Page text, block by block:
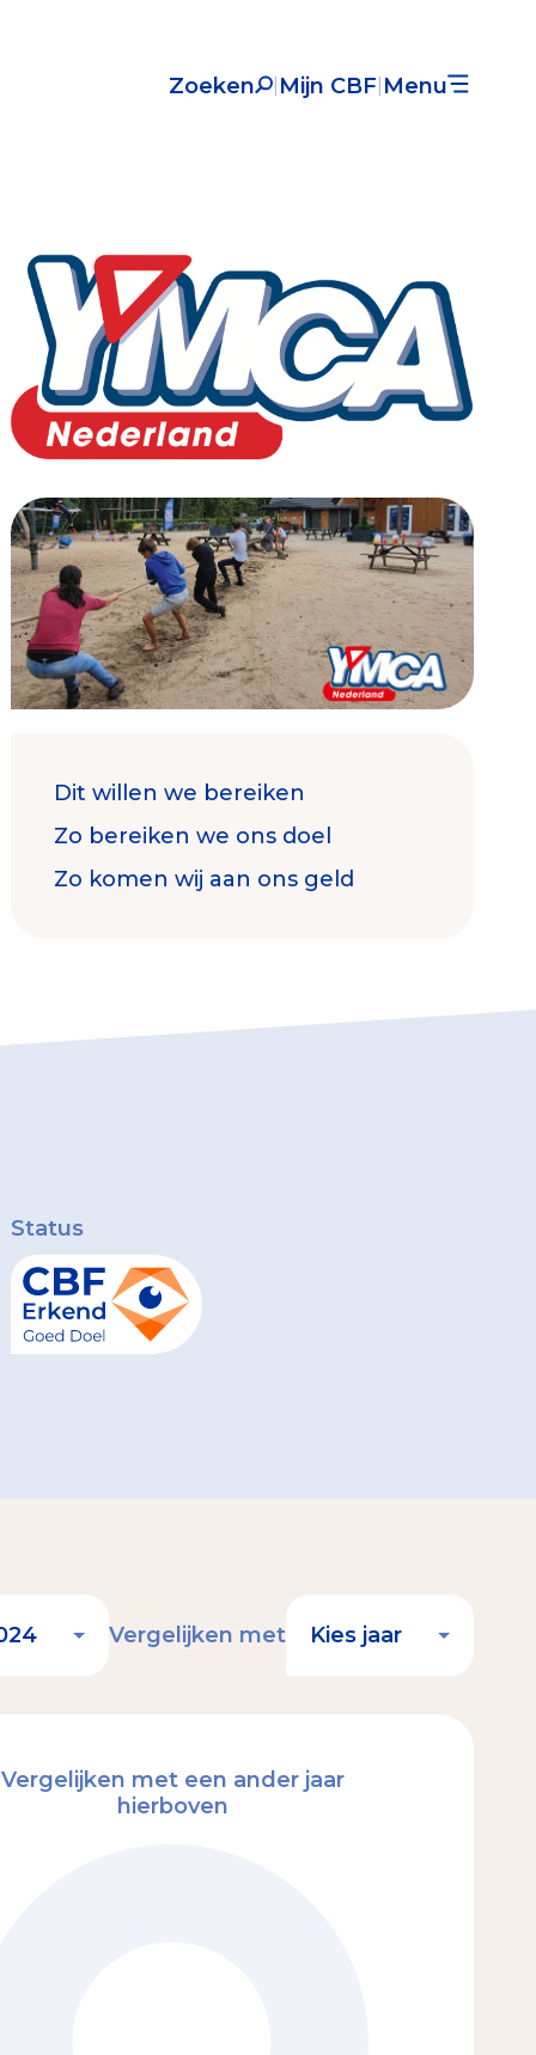
Zoeken Mijn CBF Menu
Check keurmerk goede doelen
Register Erkende Donatieplatformen
Dit willen we bereiken
Zo bereiken we ons doel
Zo komen wij aan ons geld
Status
Vergelijken met
Vergelijken met een ander jaar
hierboven